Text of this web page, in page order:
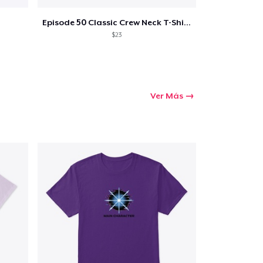
Episode 50 Classic Crew Neck T-Shirt
$23
Ver Más